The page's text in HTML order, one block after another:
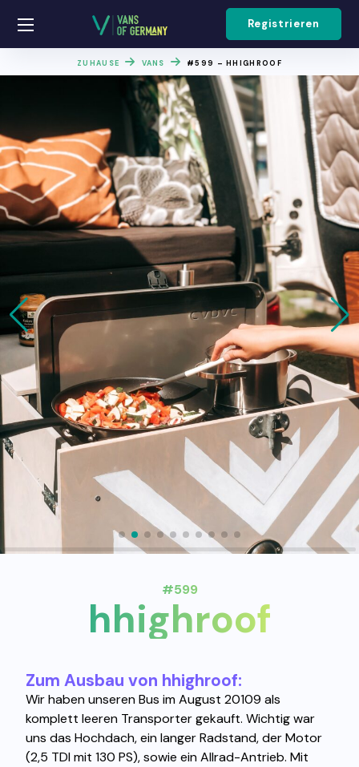
Registrieren
ZUHAUSE VANS #599 – HHIGHROOF
#599
hhighroof
Zum Ausbau von hhighroof:
Wir haben unseren Bus im August 20109 als
komplett leeren Transporter gekauft. Wichtig war
uns das Hochdach, ein langer Radstand, der Motor
(2,5 TDI mit 130 PS), sowie ein Allrad-Antrieb. Mit